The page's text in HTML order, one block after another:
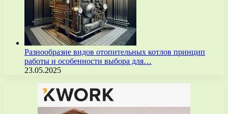
Разнообразие видов отопительных котлов принцип
работы и особенности выбора для…
23.05.2025